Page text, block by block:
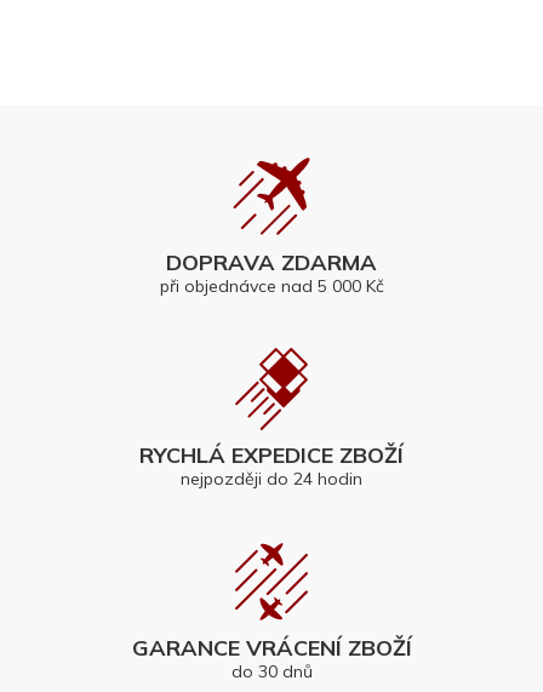
DOPRAVA ZDARMA
při objednávce nad 5 000 Kč
RYCHLÁ EXPEDICE ZBOŽÍ
nejpozději do 24 hodin
GARANCE VRÁCENÍ ZBOŽÍ
do 30 dnů